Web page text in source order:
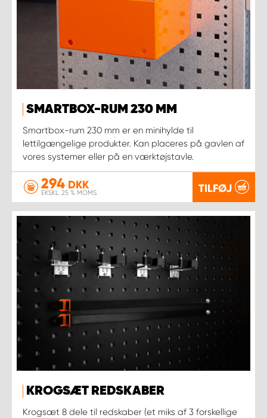
SMARTBOX-RUM 230 MM
Smartbox-rum 230 mm er en minihylde til
lettilgængelige produkter. Kan placeres på gavlen af
vores systemer eller på en værktøjstavle.
294 DKK
EKSKL. 25 % MOMS TILFØJ
KROGSÆT REDSKABER
Krogsæt 8 dele til redskaber (et miks af 3 forskellige